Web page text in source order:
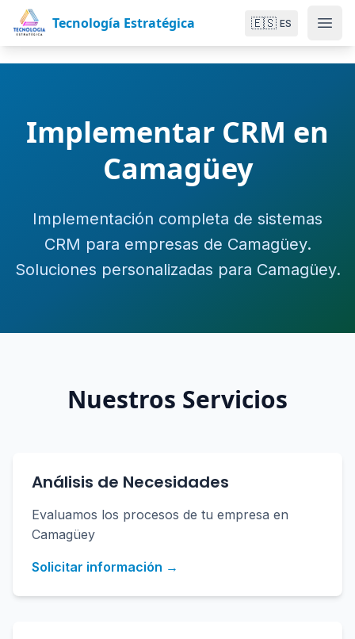
Tecnología Estratégica 🇪🇸 ES
Implementar CRM en
Camagüey
Implementación completa de sistemas
CRM para empresas de Camagüey.
Soluciones personalizadas para Camagüey.
Nuestros Servicios
Análisis de Necesidades
Evaluamos los procesos de tu empresa en
Camagüey
Solicitar información →